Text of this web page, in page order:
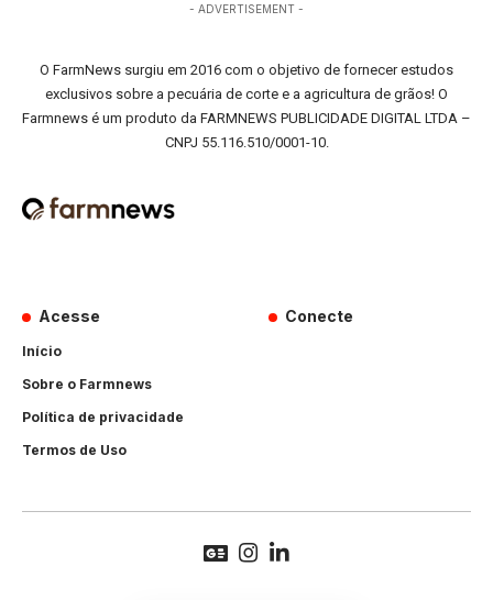
- ADVERTISEMENT -
O FarmNews surgiu em 2016 com o objetivo de fornecer estudos
exclusivos sobre a pecuária de corte e a agricultura de grãos! O
Farmnews é um produto da FARMNEWS PUBLICIDADE DIGITAL LTDA –
CNPJ 55.116.510/0001-10.
Acesse
Início
Sobre o Farmnews
Política de privacidade
Termos de Uso
Conecte